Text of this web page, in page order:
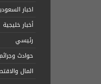
اخبار
أخبار خليجية
رئيسي
حوادث
المال